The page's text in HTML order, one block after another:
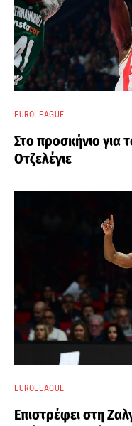
EUROLEAGUE
Στο προσκήνιο για
Οτζελέγιε
EUROLEAGUE
Επιστρέφει στη